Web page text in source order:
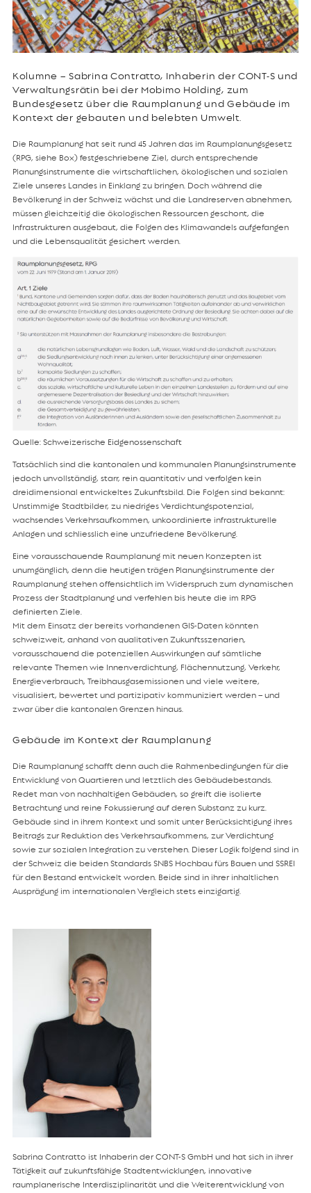
Kolumne – Sabrina Contratto, Inhaberin der CONT-S und
Verwaltungsrätin bei der Mobimo Holding, zum
Bundesgesetz über die Raumplanung und Gebäude im
Kontext der gebauten und belebten Umwelt.
Die Raumplanung hat seit rund 45 Jahren das im Raumplanungsgesetz
(RPG, siehe Box) festgeschriebene Ziel, durch entsprechende
Planungsinstrumente die wirtschaftlichen, ökologischen und sozialen
Ziele unseres Landes in Einklang zu bringen. Doch während die
Bevölkerung in der Schweiz wächst und die Landreserven abnehmen,
müssen gleichzeitig die ökologischen Ressourcen geschont, die
Infrastrukturen ausgebaut, die Folgen des Klimawandels aufgefangen
und die Lebensqualität gesichert werden.
Quelle: Schweizerische Eidgenossenschaft
Tatsächlich sind die kantonalen und kommunalen Planungsinstrumente
jedoch unvollständig, starr, rein quantitativ und verfolgen kein
dreidimensional entwickeltes Zukunftsbild. Die Folgen sind bekannt:
Unstimmige Stadtbilder, zu niedriges Verdichtungspotenzial,
wachsendes Verkehrsaufkommen, unkoordinierte infrastrukturelle
Anlagen und schliesslich eine unzufriedene Bevölkerung.
Eine vorausschauende Raumplanung mit neuen Konzepten ist
unumgänglich, denn die heutigen trägen Planungsinstrumente der
Raumplanung stehen offensichtlich im Widerspruch zum dynamischen
Prozess der Stadtplanung und verfehlen bis heute die im RPG
definierten Ziele.
Mit dem Einsatz der bereits vorhandenen GIS-Daten könnten
schweizweit, anhand von qualitativen Zukunftsszenarien,
vorausschauend die potenziellen Auswirkungen auf sämtliche
relevante Themen wie Innenverdichtung, Flächennutzung, Verkehr,
Energieverbrauch, Treibhausgasemissionen und viele weitere,
visualisiert, bewertet und partizipativ kommuniziert werden – und
zwar über die kantonalen Grenzen hinaus.
Gebäude im Kontext der Raumplanung
Die Raumplanung schafft denn auch die Rahmenbedingungen für die
Entwicklung von Quartieren und letztlich des Gebäudebestands.
Redet man von nachhaltigen Gebäuden, so greift die isolierte
Betrachtung und reine Fokussierung auf deren Substanz zu kurz.
Gebäude sind in ihrem Kontext und somit unter Berücksichtigung ihres
Beitrags zur Reduktion des Verkehrsaufkommens, zur Verdichtung
sowie zur sozialen Integration zu verstehen. Dieser Logik folgend sind in
der Schweiz die beiden Standards SNBS Hochbau fürs Bauen und SSREI
für den Bestand entwickelt worden. Beide sind in ihrer inhaltlichen
Ausprägung im internationalen Vergleich stets einzigartig.
Sabrina Contratto ist Inhaberin der CONT-S GmbH und hat sich in ihrer
Tätigkeit auf zukunftsfähige Stadtentwicklungen, innovative
raumplanerische Interdisziplinarität und die Weiterentwicklung von